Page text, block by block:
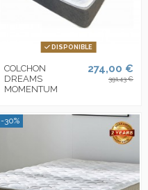
DISPONIBLE
COLCHON
DREAMS
MOMENTUM
274,00 €
391,43 €
-30%